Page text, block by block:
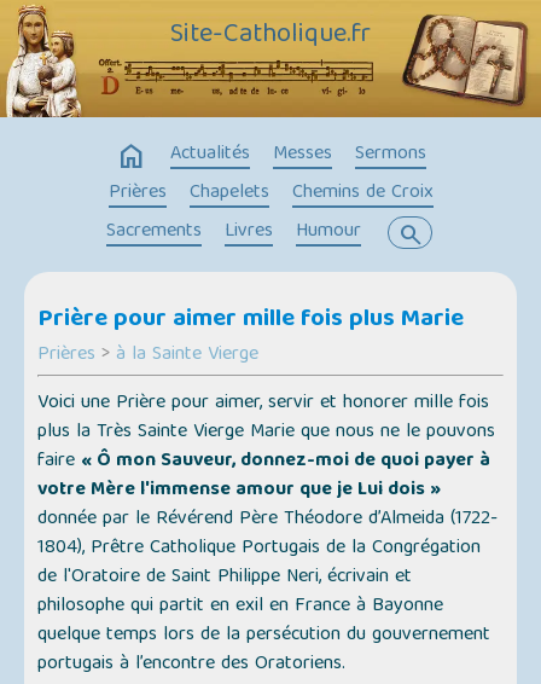
Site-Catholique.fr
home Actualités Messes
Sermons
Prières
Chapelets
Chemins de Croix
Sacrements
Livres Humour search
Prière pour aimer mille fois plus Marie
Prières > à la Sainte Vierge
Voici une Prière pour aimer, servir et honorer mille fois
plus la Très Sainte Vierge Marie que nous ne le pouvons
faire « Ô mon Sauveur, donnez-moi de quoi payer à
votre Mère l'immense amour que je Lui dois »
donnée par le Révérend Père Théodore d’Almeida (1722-
1804), Prêtre Catholique Portugais de la Congrégation
de l'Oratoire de Saint Philippe Neri, écrivain et
philosophe qui partit en exil en France à Bayonne
quelque temps lors de la persécution du gouvernement
portugais à l’encontre des Oratoriens.